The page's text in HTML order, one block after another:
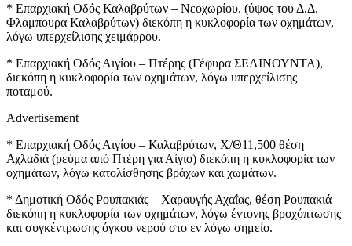
* Επαρχιακή Οδός Καλαβρύτων – Νεοχωρίου. (ύψος του Δ.Δ.
Φλαμπουρα Καλαβρύτων) διεκόπη η κυκλοφορία των οχημάτων,
λόγω υπερχείλισης χειμάρρου.
* Επαρχιακή Οδός Αιγίου – Πτέρης (Γέφυρα ΣΕΛΙΝΟΥΝΤΑ),
διεκόπη η κυκλοφορία των οχημάτων, λόγω υπερχείλισης
ποταμού.
Advertisement
* Επαρχιακή Οδός Αιγίου – Καλαβρύτων, Χ/Θ11,500 θέση
Αχλαδιά (ρεύμα από Πτέρη για Αίγιο) διεκόπη η κυκλοφορία των
οχημάτων, λόγω κατολίσθησης βράχων και χωμάτων.
* Δημοτική Οδός Ρουπακιάς – Χαραυγής Αχαΐας, θέση Ρουπακιά
διεκόπη η κυκλοφορία των οχημάτων, λόγω έντονης βροχόπτωσης
και συγκέντρωσης όγκου νερού στο εν λόγω σημείο.